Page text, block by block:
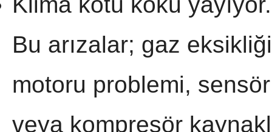
Bu arızalar; gaz
motoru problemi, sensör
veya kompresör